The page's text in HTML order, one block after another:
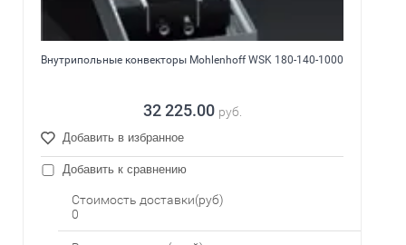
Внутрипольные конвекторы Mohlenhoff WSK 180-140-1000
32 225.00 руб.
Добавить в избранное
Добавить к сравнению
Стоимость доставки(руб)
0